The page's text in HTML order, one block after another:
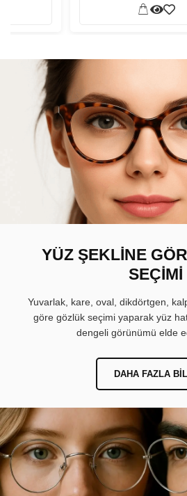
YÜZ ŞEKLİNE
SEÇİMİ
Yuvarlak, kare, oval, dikdörtgen,
göre gözlük seçimi yaparak yüz
dengeli görünümü elde
DAHA FAZLA